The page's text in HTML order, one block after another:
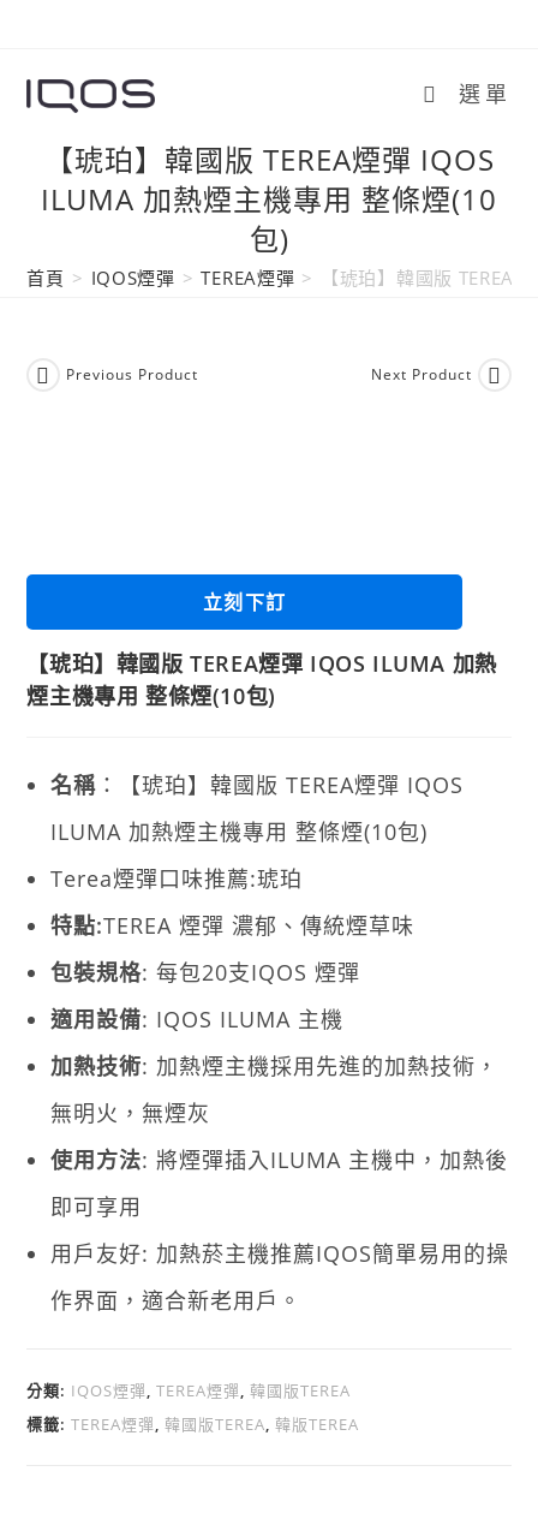
content
選單
【琥珀】韓國版 TEREA煙彈 IQOS
ILUMA 加熱煙主機專用 整條煙(10
包)
首頁 > IQOS煙彈 > TEREA煙彈 > 【琥珀】韓國版 TEREA
Previous Product Next Product
立刻下訂
【琥珀】韓國版 TEREA煙彈 IQOS ILUMA 加熱
煙主機專用 整條煙(10包)
名稱 ：【琥珀】韓國版 TEREA煙彈 IQOS
ILUMA 加熱煙主機專用 整條煙(10包)
Terea煙彈口味推薦:琥珀
特點:TEREA 煙彈 濃郁、傳統煙草味
包裝規格: 每包20支IQOS 煙彈
適用設備: IQOS ILUMA 主機
加熱技術: 加熱煙主機採用先進的加熱技術，
無明火，無煙灰
使用方法: 將煙彈插入ILUMA 主機中，加熱後
即可享用
用戶友好: 加熱菸主機推薦IQOS簡單易用的操
作界面，適合新老用戶。
分類: IQOS煙彈,TEREA煙彈,韓國版TEREA
標籤:TEREA煙彈,韓國版TEREA,韓版TEREA